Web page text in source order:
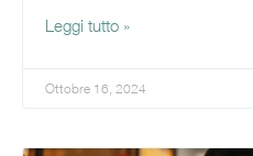
Leggi tutto »
Ottobre 16, 2024